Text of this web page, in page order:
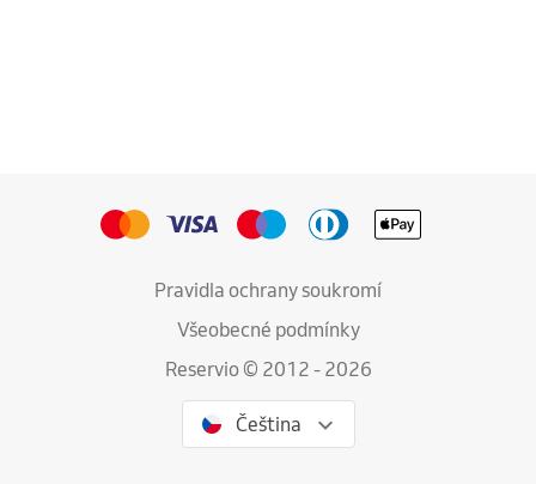
Pravidla ochrany soukromí
Všeobecné podmínky
Reservio © 2012 - 2026
Čeština